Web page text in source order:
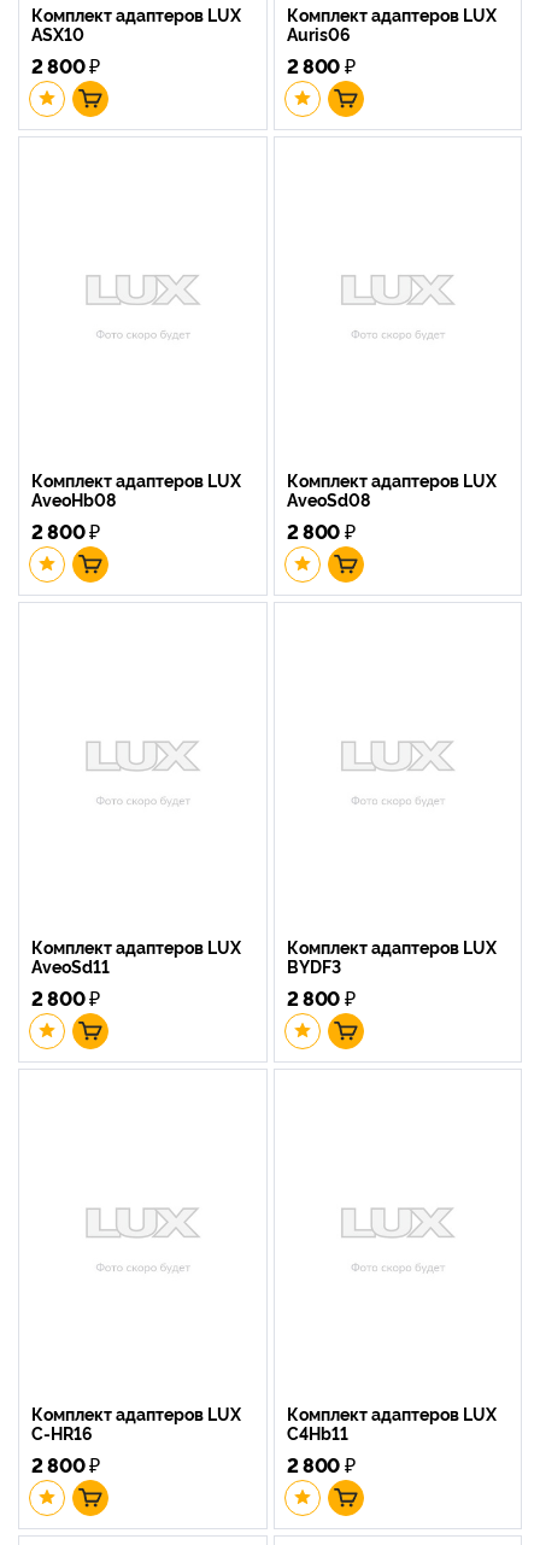
Комплект адаптеров LUX
ASX10
2 800₽
Комплект адаптеров LUX
Auris06
2 800₽
Комплект адаптеров LUX
AveoHb08
2 800₽
Комплект адаптеров LUX
AveoSd08
2 800₽
Комплект адаптеров LUX
AveoSd11
2 800₽
Комплект адаптеров LUX
BYDF3
2 800₽
Комплект адаптеров LUX
C-HR16
2 800₽
Комплект адаптеров LUX
C4Hb11
2 800₽